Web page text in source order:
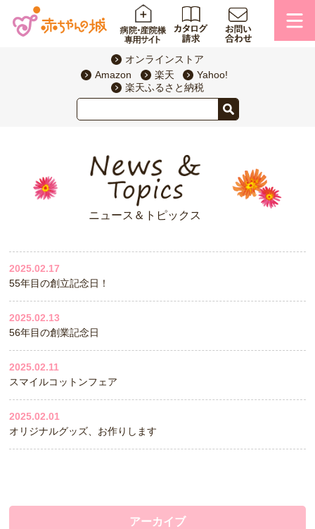
オンラインストア
Amazon
楽天
Yahoo!
楽天ふるさと納税
ニュース＆トピックス
2025.02.17
55年目の創立記念日！
2025.02.13
56年目の創業記念日
2025.02.11
スマイルコットンフェア
2025.02.01
オリジナルグッズ、お作りします
アーカイブ